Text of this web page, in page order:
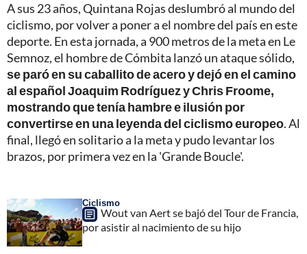
A sus 23 años, Quintana Rojas deslumbró al mundo del
ciclismo, por volver a poner a el nombre del país en este
deporte. En esta jornada, a 900 metros de la meta en Le
Semnoz, el hombre de Cómbita lanzó un ataque sólido,
se paró en su caballito de acero y dejó en el camino
al español Joaquim Rodríguez y Chris Froome,
mostrando que tenía hambre e ilusión por
convertirse en una leyenda del ciclismo europeo. Al
final, llegó en solitario a la meta y pudo levantar los
brazos, por primera vez en la 'Grande Boucle'.
Ciclismo
Wout van Aert se bajó del Tour de Francia,
por asistir al nacimiento de su hijo